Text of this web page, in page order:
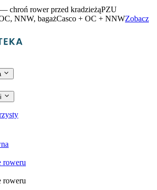
chroń rower przed kradzieżąPZU
NNW, bagażCasco + OC + NNWZobacz
roweru
roweru